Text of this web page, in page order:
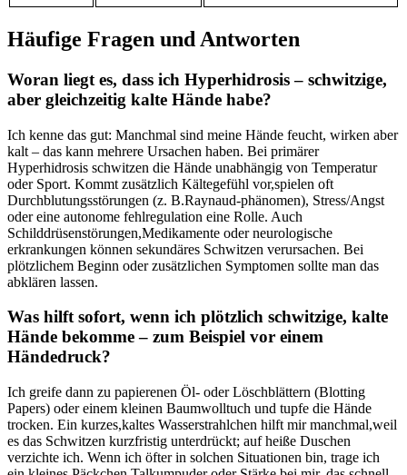
Häufige Fragen und ⁣Antworten
Woran liegt es, dass ‌ich Hyperhidrosis – schwitzige,
aber gleichzeitig kalte⁣ Hände habe?
Ich​ kenne das gut: Manchmal ⁤sind meine ⁣Hände feucht, wirken aber
kalt – das​ kann mehrere ⁤Ursachen haben. Bei primärer
Hyperhidrosis‍ schwitzen‍ die Hände unabhängig von Temperatur ​
oder Sport. Kommt zusätzlich Kältegefühl vor,spielen oft
Durchblutungsstörungen (z. ⁢B.Raynaud-phänomen), Stress/Angst
oder eine autonome ‌fehlregulation eine Rolle. Auch
Schilddrüsenstörungen,Medikamente oder neurologische⁤
erkrankungen können sekundäres Schwitzen verursachen.⁣ Bei
plötzlichem Beginn ⁤oder zusätzlichen Symptomen ‍sollte ​man das
abklären⁤ lassen.
Was hilft sofort, wenn ich plötzlich schwitzige, kalte
Hände ⁣bekomme – zum Beispiel vor einem
Händedruck?
Ich ⁣greife dann zu papierenen Öl- oder ‌Löschblättern (Blotting
Papers) ⁢oder einem​ kleinen Baumwolltuch und‌ tupfe die Hände
trocken. Ein kurzes,kaltes ⁣Wasserstrahlchen hilft ‍mir manchmal,weil
es das Schwitzen kurzfristig unterdrückt; auf ‍heiße Duschen⁢
verzichte ich. Wenn ich öfter‌ in solchen Situationen bin,⁤ trage ich